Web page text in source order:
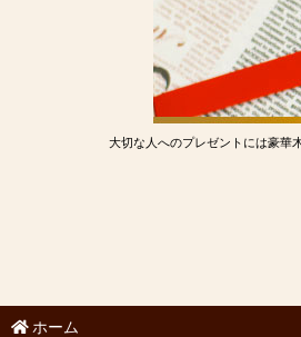
大切な人へのプレゼントには豪華
ホーム